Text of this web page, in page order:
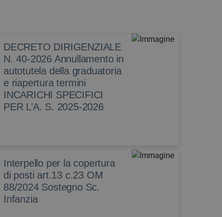
DECRETO DIRIGENZIALE
N. 40-2026 Annullamento in
autotutela della graduatoria
e riapertura termini
INCARICHI SPECIFICI
PER L’A. S. 2025-2026
Interpello per la copertura
di posti art.13 c.23 OM
88/2024 Sostegno Sc.
Infanzia